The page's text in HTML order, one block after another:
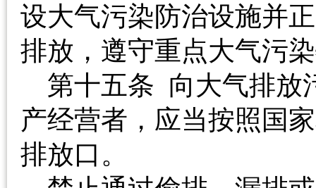
设大气污染防治设施并
排放，遵守重点大气
第十五条 向大气排放
产经营者，应当按照国
排放口。